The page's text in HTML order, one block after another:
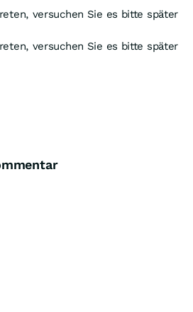
versuchen Sie es bitte später
versuchen Sie es bitte später